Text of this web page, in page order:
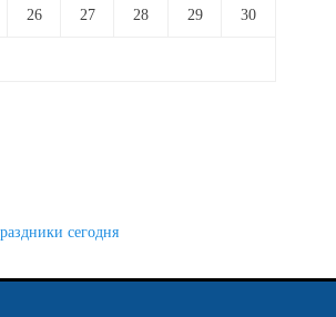
26 27 28 29 30